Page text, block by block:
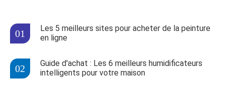
Les 5 meilleurs sites pour acheter de la peinture
en ligne
Guide d'achat : Les 6 meilleurs humidificateurs
intelligents pour votre maison